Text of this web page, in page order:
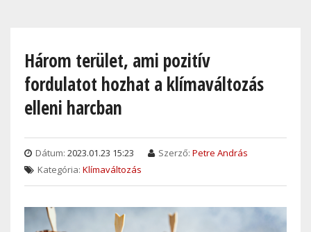
contentHárom terület, ami pozitív
fordulatot hozhat a klímaváltozás
elleni harcban
Dátum: 2023.01.23 15:23 Szerző: Petre András
Kategória: Klímaváltozás